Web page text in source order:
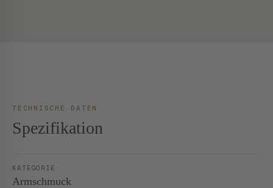
TECHNISCHE DATEN
Spezifikation
KATEGORIE
Armschmuck